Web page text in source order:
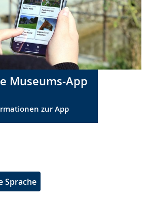
Museums-App
zur App
Sprache